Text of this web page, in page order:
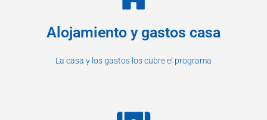
Alojamiento y gastos casa
La casa y los gastos los cubre el programa